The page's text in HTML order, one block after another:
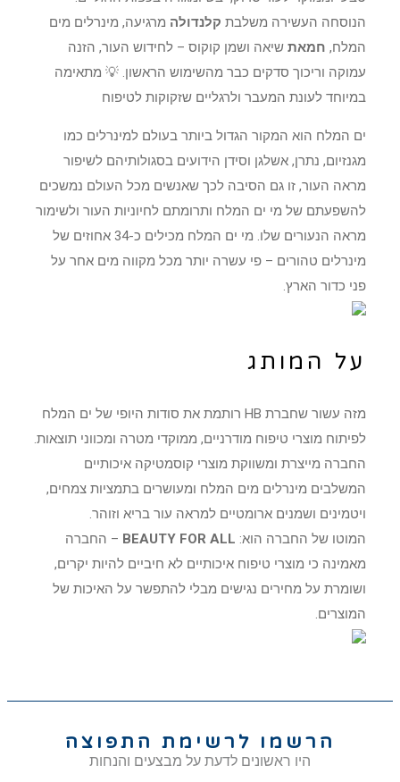
הנוסחה העשירה משלבת קלנדולה מרגיעה, מינרלים מים
המלח, חמאת שיאה ושמן קוקוס – לחידוש העור, הזנה
עמוקה וריכוך סדקים כבר מהשימוש הראשון. 💡 מתאימה
במיוחד לעונת המעבר ולרגליים שזקוקות לטיפוח
ים המלח הוא המקור הגדול ביותר בעולם למינרלים כמו
מגנזיום, נתרן, אשלגן וסידן הידועים בסגולותיהם לשיפור
מראה העור, זו גם הסיבה לכך שאנשים מכל העולם נמשכים
להשפעתם של מי ים המלח ותרומתם לחיוניות העור ולשימור
מראה הנעורים שלו. מי ים המלח מכילים כ-34 אחוזים של
מינרלים טהורים – פי עשרה יותר מכל מקווה מים אחר על
פני כדור הארץ.
על המותג
מזה עשור שחברת HB רותמת את סודות היופי של ים המלח
לפיתוח מוצרי טיפוח מודרניים, ממוקדי מטרה ומכווני תוצאות.
החברה מייצרת ומשווקת מוצרי קוסמטיקה איכותיים
המשלבים מינרלים מים המלח ומעושרים בתמציות צמחים,
ויטמינים ושמנים ארומטיים למראה עור בריא וזוהר.
המוטו של החברה הוא: BEAUTY FOR ALL – החברה
מאמינה כי מוצרי טיפוח איכותיים לא חיביים להיות יקרים,
ושומרת על מחירים נגישים מבלי להתפשר על האיכות של
המוצרים.
הרשמו לרשימת התפוצה
היו ראשונים לדעת על מבצעים והנחות